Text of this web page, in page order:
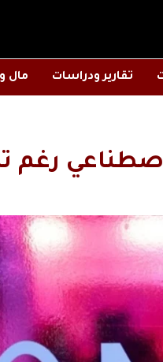
تقارير ودراسات مال